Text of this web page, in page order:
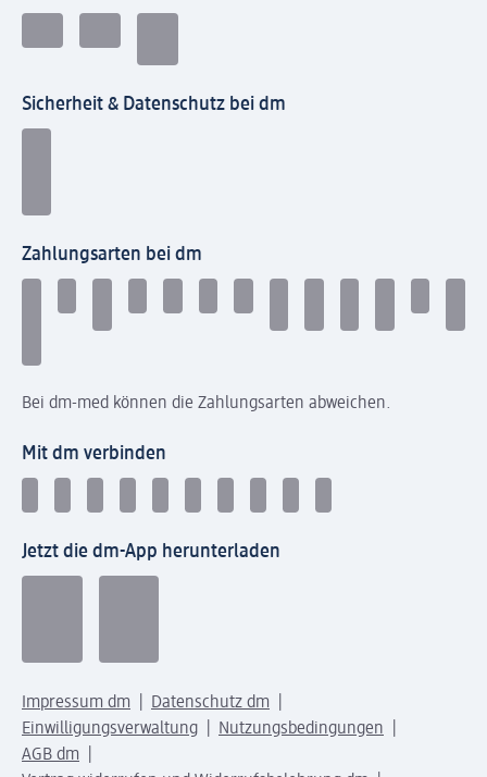
Sicherheit & Datenschutz bei dm
Zahlungsarten bei dm
Bei dm-med können die Zahlungsarten abweichen.
Mit dm verbinden
Jetzt die dm-App herunterladen
Impressum dm
Datenschutz dm
Einwilligungsverwaltung
Nutzungsbedingungen
AGB dm